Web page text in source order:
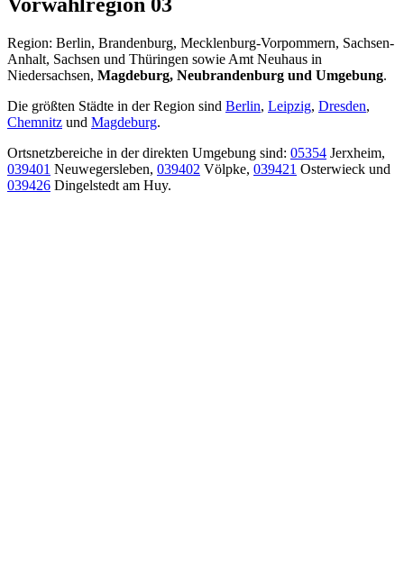
Region: Berlin, Brandenburg, Mecklenburg-Vorpommern, Sachsen-
Anhalt, Sachsen und Thüringen sowie Amt Neuhaus in
Niedersachsen, Magdeburg, Neubrandenburg und Umgebung.
Die größten Städte in der Region sind Berlin, Leipzig, Dresden,
Chemnitz und Magdeburg.
Ortsnetzbereiche in der direkten Umgebung sind: 05354 Jerxheim,
039401 Neuwegersleben, 039402 Völpke, 039421 Osterwieck und
039426 Dingelstedt am Huy.